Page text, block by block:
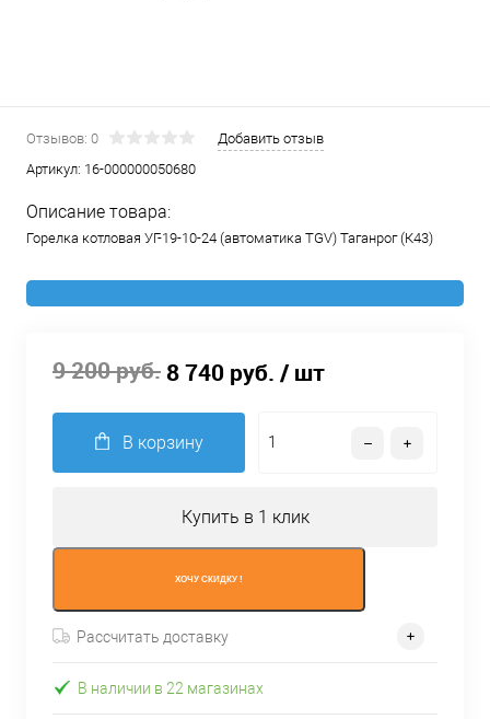
Отзывов: 0
Добавить отзыв
Артикул: 16-000000050680
Описание товара:
Горелка котловая УГ-19-10-24 (автоматика TGV) Таганрог (К43)
9 200 руб.8 740 руб. / шт
В корзину
Купить в 1 клик
ХОЧУ СКИДКУ !
Рассчитать доставку
В наличии в 22 магазинах